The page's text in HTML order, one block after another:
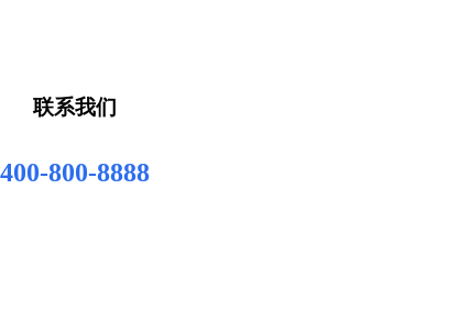
联系我们
400-800-8888